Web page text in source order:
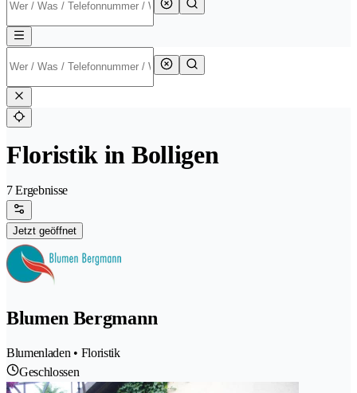
Floristik in Bolligen
7 Ergebnisse
Jetzt geöffnet
Blumen Bergmann
Blumenladen • Floristik
Geschlossen